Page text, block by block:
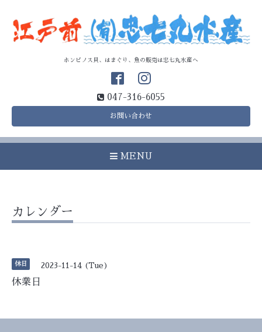
ホンビノス貝、はまぐり、魚の販売は忠七丸水産へ
047-316-6055
お問い合わせ
MENU
カレンダー
休日 2023-11-14 (Tue)
休業日